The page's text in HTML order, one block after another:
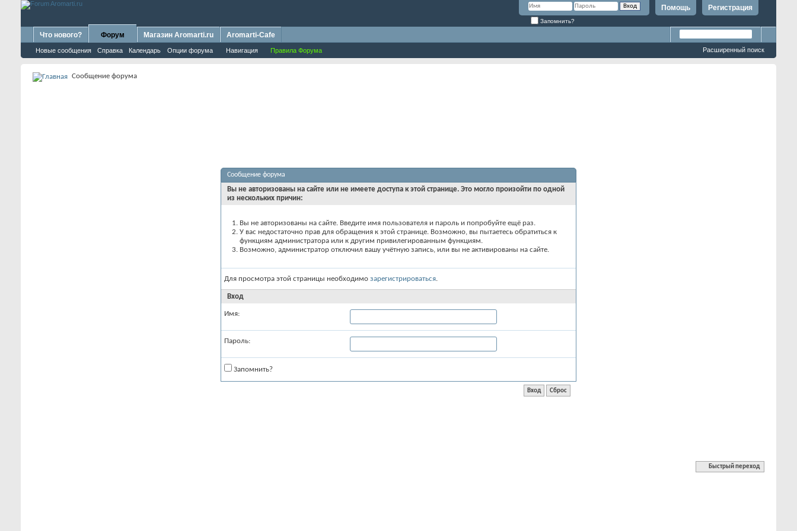
Регистрация
Помощь
Запомнить?
Что нового? Форум
Новые сообщения Справка Календарь Опции форума Навигация Правила Форума
Магазин Aromarti.ru Aromarti-Cafe
Расширенный поиск
Сообщение форума
Сообщение форума
Вы не авторизованы на сайте или не имеете доступа к этой странице. Это могло произойти по одной
из нескольких причин:
Вы не авторизованы на сайте. Введите имя пользователя и пароль и попробуйте ещё раз.
У вас недостаточно прав для обращения к этой странице. Возможно, вы пытаетесь обратиться к
функциям администратора или к другим привилегированным функциям.
Возможно, администратор отключил вашу учётную запись, или вы не активированы на сайте.
Для просмотра этой страницы необходимо зарегистрироваться.
Вход
Имя:
Пароль:
Запомнить?
Быстрый переход